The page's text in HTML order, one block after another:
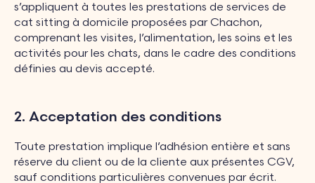
s’appliquent à toutes les prestations de services de
cat sitting à domicile proposées par Chachon,
comprenant les visites, l’alimentation, les soins et les
activités pour les chats, dans le cadre des conditions
définies au devis accepté.
2. Acceptation des conditions
Toute prestation implique l’adhésion entière et sans
réserve du client ou de la cliente aux présentes CGV,
sauf conditions particulières convenues par écrit.